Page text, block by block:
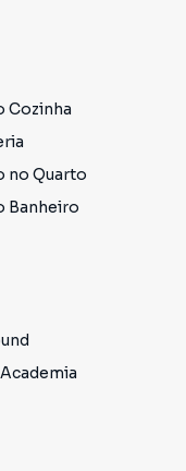
Cozinha
no Quarto
Banheiro